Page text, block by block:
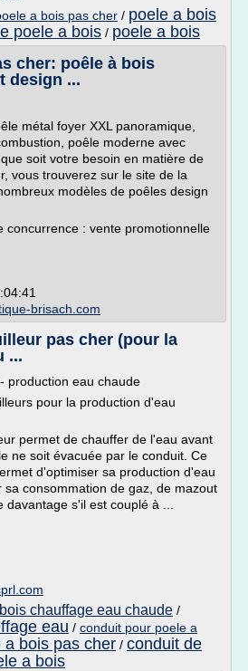
a bois pas cher / poele a bois
poele a bois / poele a bois
cher: poêle à bois
design ...
métal foyer XXL panoramique,
poêle moderne avec
soit votre besoin en matière de
vous trouverez sur le site de la
modèles de poêles design
concurrence : vente promotionnelle
brisach.com
pas cher (pour la
...
production eau chaude
pour la production d'eau
permet de chauffer de l'eau avant
ne soit évacuée par le conduit. Ce
d'optimiser sa production d'eau
consommation de gaz, de mazout
s'il est couplé à ...
chauffage eau chaude /
eau / conduit pour poele a
a bois pas cher / conduit de
a bois